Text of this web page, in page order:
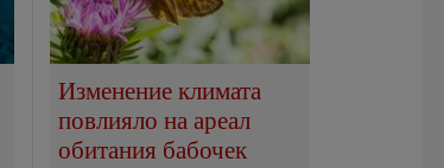
Изменение климата
повлияло на ареал
обитания бабочек